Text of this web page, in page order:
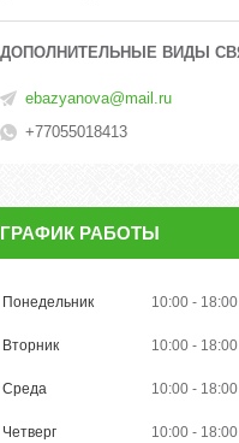
ebazyanova@mail.ru
+77055018413
ГРАФИК РАБОТЫ
Понедельник 10:00 18:00
Вторник 10:00 18:00
Среда 10:00 18:00
Четверг 10:00 18:00